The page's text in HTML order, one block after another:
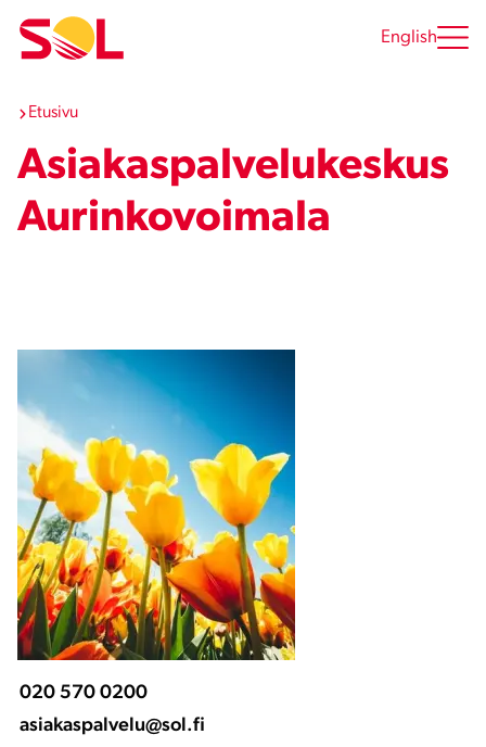
sisältöön
English
Etusivu
Asiakaspalvelukeskus
Aurinkovoimala
020 570 0200
asiakaspalvelu@sol.fi